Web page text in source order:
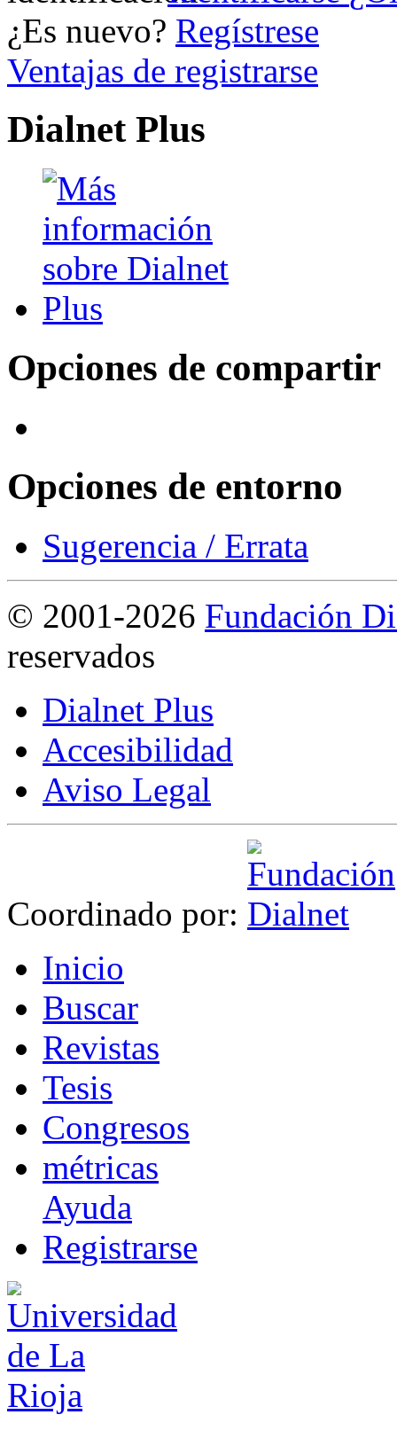
¿Es nuevo? Regístrese
Ventajas de registrarse
Dialnet Plus
Opciones de compartir
Opciones de entorno
Sugerencia / Errata
© 2001-2026 Fundación
reservados
Dialnet Plus
Accesibilidad
Aviso Legal
Coordinado por:
Inicio
Buscar
Revistas
Tesis
Congresos
métricas
Ayuda
Registrarse